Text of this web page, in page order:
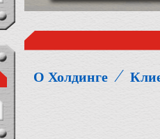
О Холдинге ⁄